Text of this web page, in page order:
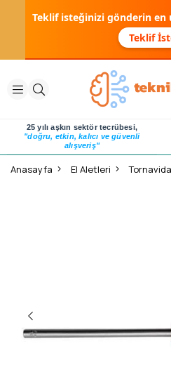
Teklif isteğinizi gönderin en
Teklif
25 yılı aşkın sektör tecrübesi,
"doğru, etkin, kalıcı ve güvenli
alışveriş"
Anasayfa El Aletleri